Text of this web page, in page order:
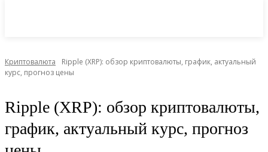
Криптовалюта
Ripple (XRP): обзор криптовалюты, график, актуальный
курс, прогноз цены
Ripple (XRP): обзор криптовалюты,
график, актуальный курс, прогноз